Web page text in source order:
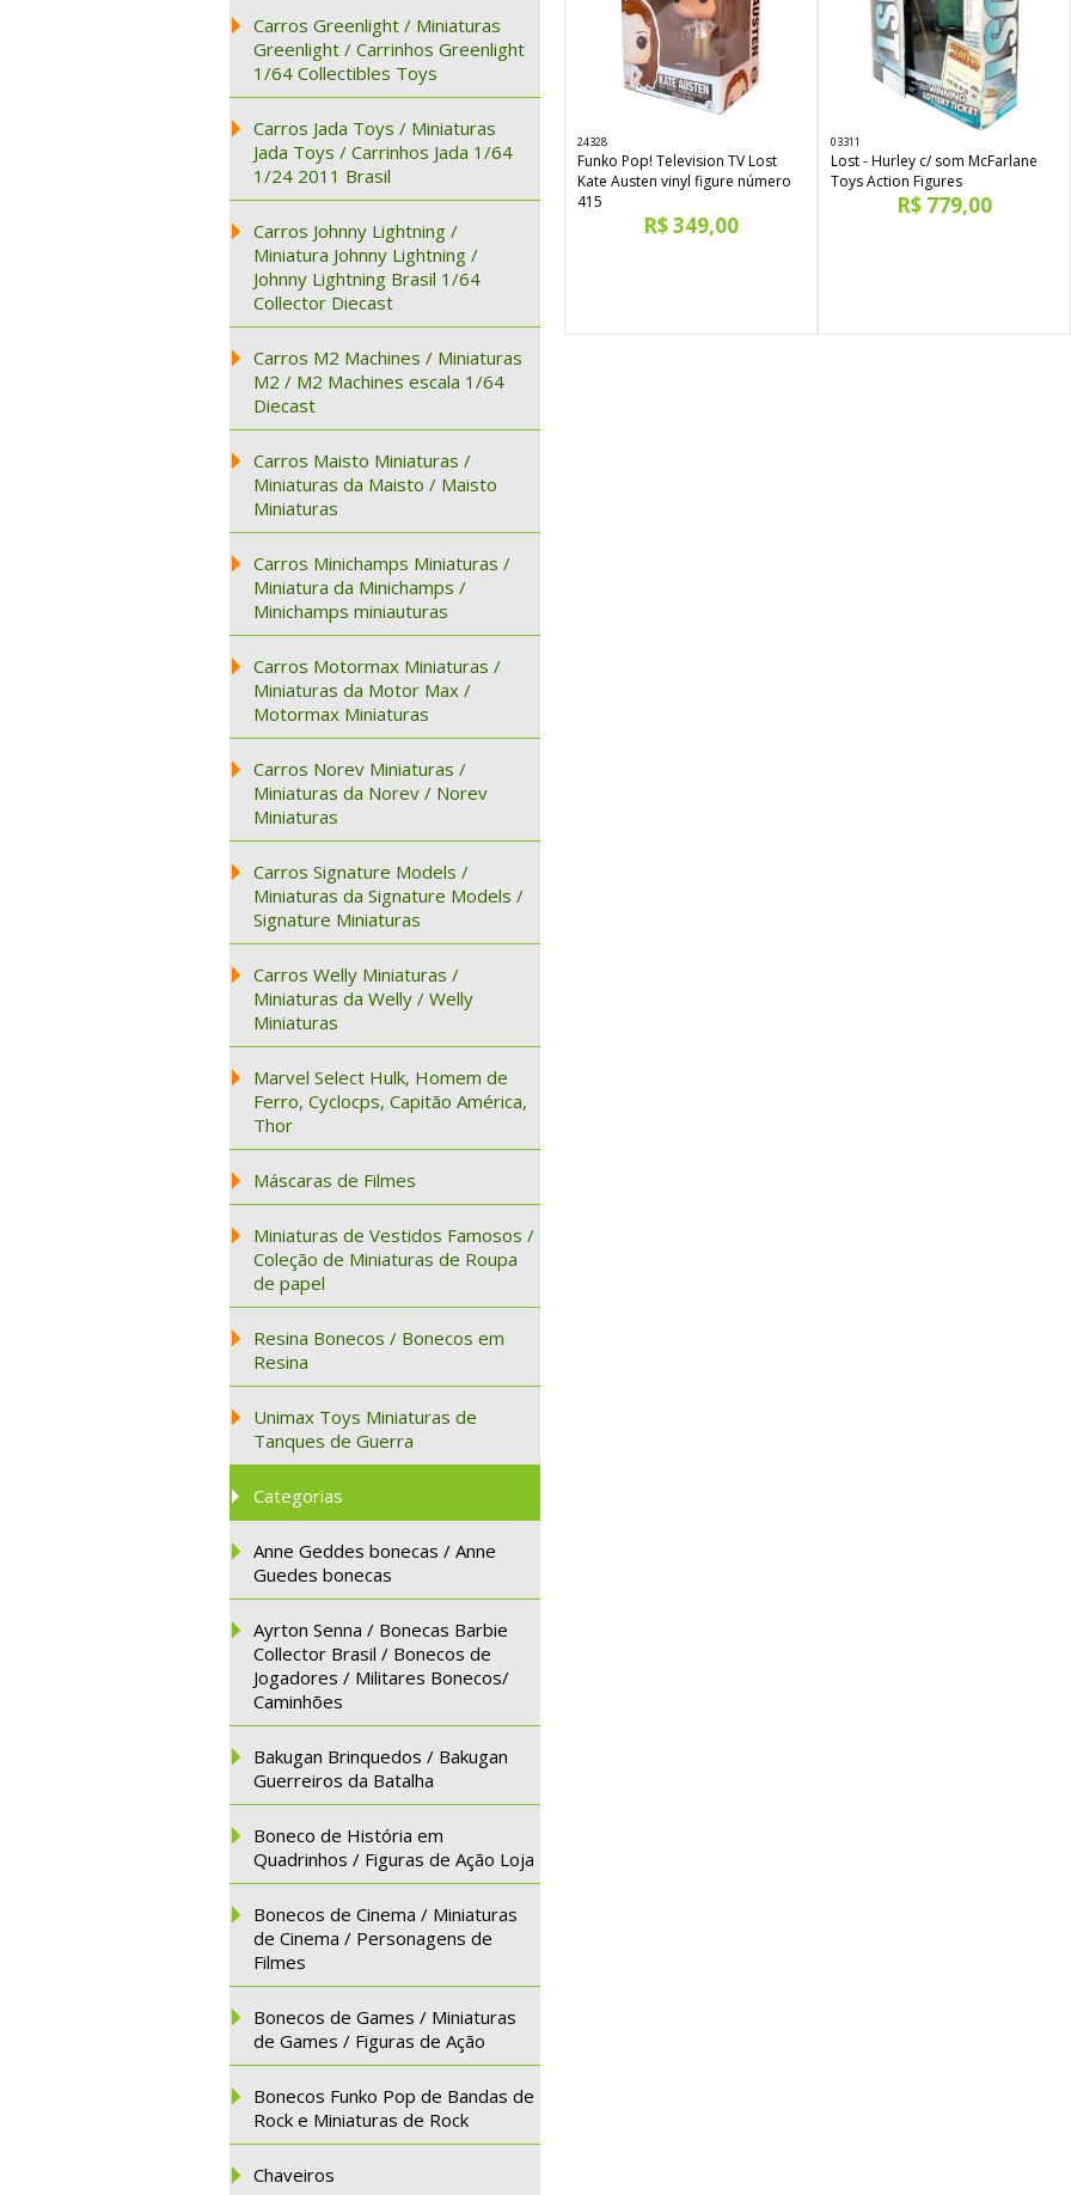
Carros Greenlight / Miniaturas
Greenlight / Carrinhos Greenlight
1/64 Collectibles Toys
Carros Jada Toys / Miniaturas
Jada Toys / Carrinhos Jada 1/64
1/24 2011 Brasil
Carros Johnny Lightning /
Miniatura Johnny Lightning /
Johnny Lightning Brasil 1/64
Collector Diecast
Carros M2 Machines / Miniaturas
M2 / M2 Machines escala 1/64
Diecast
Carros Maisto Miniaturas /
Miniaturas da Maisto / Maisto
Miniaturas
Carros Minichamps Miniaturas /
Miniatura da Minichamps /
Minichamps miniauturas
Carros Motormax Miniaturas /
Miniaturas da Motor Max /
Motormax Miniaturas
Carros Norev Miniaturas /
Miniaturas da Norev / Norev
Miniaturas
Carros Signature Models /
Miniaturas da Signature Models /
Signature Miniaturas
Carros Welly Miniaturas /
Miniaturas da Welly / Welly
Miniaturas
Marvel Select Hulk, Homem de
Ferro, Cyclocps, Capitão América,
Thor
Máscaras de Filmes
Miniaturas de Vestidos Famosos /
Coleção de Miniaturas de Roupa
de papel
Resina Bonecos / Bonecos em
Resina
Unimax Toys Miniaturas de
Tanques de Guerra
Categorias
Anne Geddes bonecas / Anne
Guedes bonecas
Ayrton Senna / Bonecas Barbie
Collector Brasil / Bonecos de
Jogadores / Militares Bonecos/
Caminhões
Bakugan Brinquedos / Bakugan
Guerreiros da Batalha
Boneco de História em
Quadrinhos / Figuras de Ação Loja
Bonecos de Cinema / Miniaturas
de Cinema / Personagens de
Filmes
Bonecos de Games / Miniaturas
de Games / Figuras de Ação
Bonecos Funko Pop de Bandas de
Rock e Miniaturas de Rock
Chaveiros
24328
Funko Pop! Television TV Lost
Kate Austen vinyl figure número
415
R$ 349,00
03311
Lost - Hurley c/ som McFarlane
Toys Action Figures
R$ 779,00